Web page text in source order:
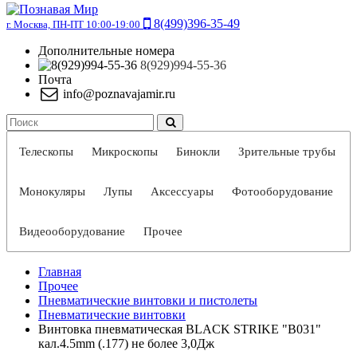
г. Москва, ПН-ПТ 10:00-19:00
8(499)396-35-49
Дополнительные номера
8(929)994-55-36
Почта
info@poznavajamir.ru
Телескопы Микроскопы Бинокли Зрительные трубы
Монокуляры Лупы Аксессуары Фотооборудование
Видеооборудование Прочее
Главная
Прочее
Пневматические винтовки и пистолеты
Пневматические винтовки
Винтовка пневматическая BLACK STRIKE "B031"
кал.4.5mm (.177) не более 3,0Дж